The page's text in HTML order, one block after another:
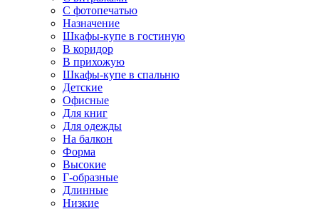
С фотопечатью
Назначение
Шкафы-купе в гостиную
В коридор
В прихожую
Шкафы-купе в спальню
Детские
Офисные
Для книг
Для одежды
На балкон
Форма
Высокие
Г-образные
Длинные
Низкие